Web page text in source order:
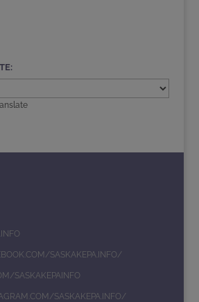
SASKAKEPA.INFO/
SASKAKEPAINFO
SASKAKEPA.INFO/